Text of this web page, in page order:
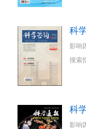
科
影响
搜索
科
影响